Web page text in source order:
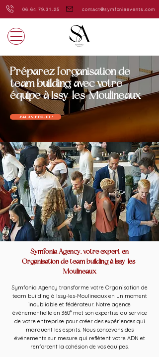
06.64.79.31.25 contact@symfoniaevents.com
Préparez l'organisation de
team building avec votre
équipe à Issy-les-Moulineaux
J'AI UN PROJET !
Symfonia Agency, votre expert en
Organisation de team building à Issy-les-
Moulineaux
Symfonia Agency transforme votre Organisation de
team building à Issy-les-Moulineaux en un moment
inoubliable et fédérateur. Notre agence
événementielle en 360° met son expertise au service
de votre entreprise pour créer des expériences qui
marquent les esprits. Nous concevons des
événements sur mesure qui reflètent votre ADN et
renforcent la cohésion de vos équipes.